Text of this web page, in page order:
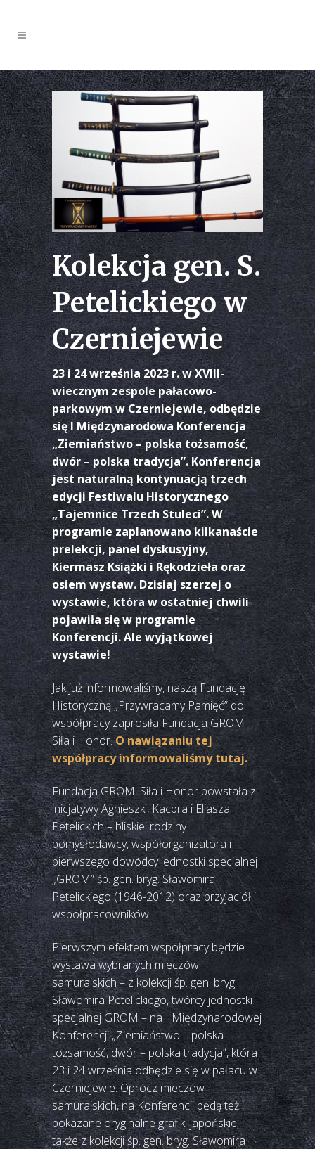
Kolekcja gen. S.
Petelickiego w
Czerniejewie
23 i 24 września 2023 r. w XVIII-
wiecznym zespole pałacowo-
parkowym w Czerniejewie, odbędzie
się I Międzynarodowa Konferencja
„Ziemiaństwo – polska tożsamość,
dwór – polska tradycja”. Konferencja
jest naturalną kontynuacją trzech
edycji Festiwalu Historycznego
„Tajemnice Trzech Stuleci”. W
programie zaplanowano kilkanaście
prelekcji, panel dyskusyjny,
Kiermasz Książki i Rękodzieła oraz
osiem wystaw. Dzisiaj szerzej o
wystawie, która w ostatniej chwili
pojawiła się w programie
Konferencji. Ale wyjątkowej
wystawie!
Jak już informowaliśmy, naszą Fundację
Historyczną „Przywracamy Pamięć” do
współpracy zaprosiła Fundacja GROM
Siła i Honor.O nawiązaniu tej
współpracy informowaliśmy tutaj.
Fundacja GROM. Siła i Honor powstała z
inicjatywy Agnieszki, Kacpra i Eliasza
Petelickich – bliskiej rodziny
pomysłodawcy, współorganizatora i
pierwszego dowódcy jednostki specjalnej
„GROM” śp. gen. bryg. Sławomira
Petelickiego (1946-2012) oraz przyjaciół i
współpracowników.
Pierwszym efektem współpracy będzie
wystawa wybranych mieczów
samurajskich – z kolekcji śp. gen. bryg.
Sławomira Petelickiego, twórcy jednostki
specjalnej GROM – na I Międzynarodowej
Konferencji „Ziemiaństwo – polska
tożsamość, dwór – polska tradycja”, która
23 i 24 września odbędzie się w pałacu w
Czerniejewie. Oprócz mieczów
samurajskich, na Konferencji będą też
pokazane oryginalne grafiki japońskie,
także z kolekcji śp. gen. bryg. Sławomira